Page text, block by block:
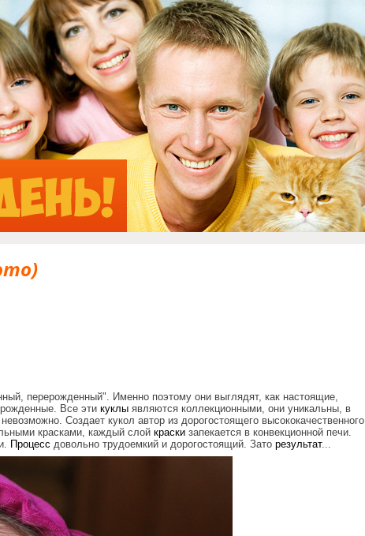
Jump to Navigation
перерожденный". Именно поэтому они выглядят, как настоящие,
рожденные. Все эти куклы являются коллекционными, они уникальны, в
Создает кукол автор из дорогостоящего высококачественного
красками, каждый слой краски запекается в конвекционной печи.
Процесс довольно трудоемкий и дорогостоящий. Зато результат...